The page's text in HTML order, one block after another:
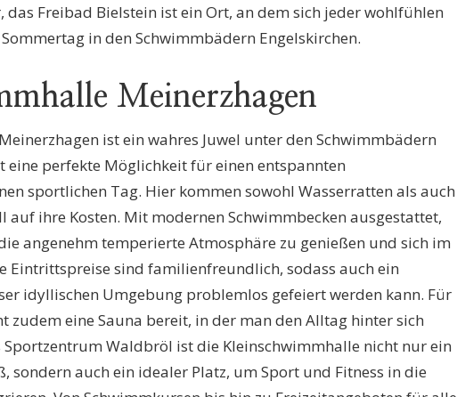
das Freibad Bielstein ist ein Ort, an dem sich jeder wohlfühlen
in den Schwimmbädern Engelskirchen.
Meinerzhagen
ist ein wahres Juwel unter den Schwimmbädern
eine perfekte Möglichkeit für einen entspannten
sportlichen Tag. Hier kommen sowohl Wasserratten als auch
auf ihre Kosten. Mit modernen Schwimmbecken ausgestattet,
angenehm temperierte Atmosphäre zu genießen und sich im
Eintrittspreise sind familienfreundlich, sodass auch ein
idyllischen Umgebung problemlos gefeiert werden kann. Für
zudem eine Sauna bereit, in der man den Alltag hinter sich
Sportzentrum Waldbröl ist die Kleinschwimmhalle nicht nur ein
sondern auch ein idealer Platz, um Sport und Fitness in die